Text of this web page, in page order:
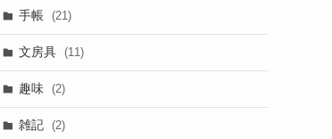
手帳 (21)
文房具 (11)
趣味 (2)
雑記 (2)